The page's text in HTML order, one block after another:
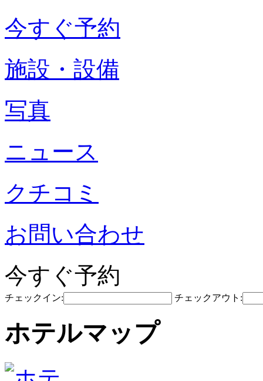
今すぐ予約
施設・設備
写真
ニュース
クチコミ
お問い合わせ
今すぐ予約
チェックイン: チェックアウト:
ホテルマップ